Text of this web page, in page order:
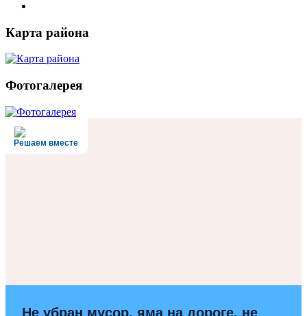
Карта района
Фотогалерея
Решаем вместе
Не убран мусор, яма на дороге, не